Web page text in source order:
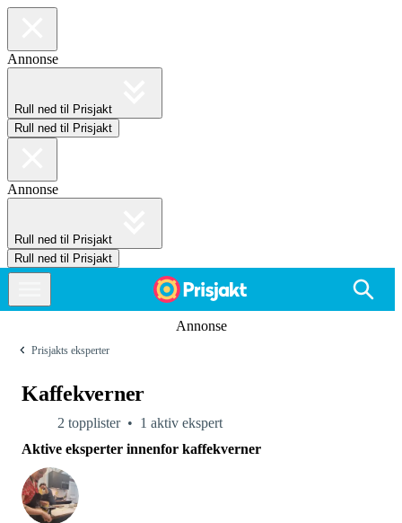
Annonse
Rull ned til Prisjakt
Rull ned til Prisjakt
Annonse
Rull ned til Prisjakt
Rull ned til Prisjakt
Annonse
Prisjakts eksperter
Kaffekverner
2 topplister
1 aktiv ekspert
Aktive eksperter innenfor kaffekverner